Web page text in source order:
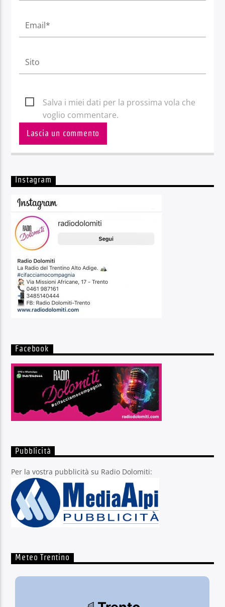
Salva i miei dati per la prossima vola che
voglio commentare.
Instagram
Facebook
Pubblicità
Per la vostra pubblicità su Radio Dolomiti:
Meteo Trentino